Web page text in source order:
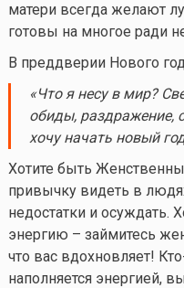
матери всегда желают
готовы на многое ради
В преддверии Нового
«Что я несу в мир?
обиды, раздражение,
хочу начать новый
Хотите быть
привычку видеть в
недостатки и осуждать.
энергию – займитесь
что вас вдохновляет!
наполняется энергией,